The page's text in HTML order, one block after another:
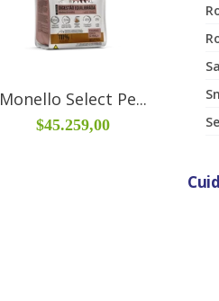
Monello Select Pe...
$45.259,00